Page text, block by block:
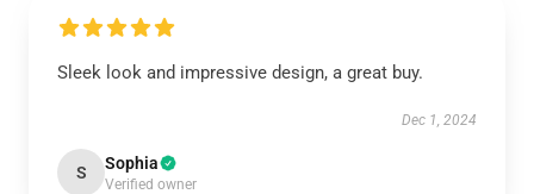
Sleek look and impressive design, a great buy.
Dec 1, 2024
S Sophia
Verified owner